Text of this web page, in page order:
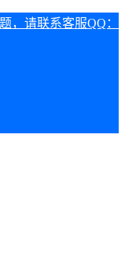
，请联系客服QQ：